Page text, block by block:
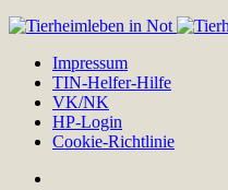
Impressum
TIN-Helfer-Hilfe
VK/NK
HP-Login
Cookie-Richtlinie